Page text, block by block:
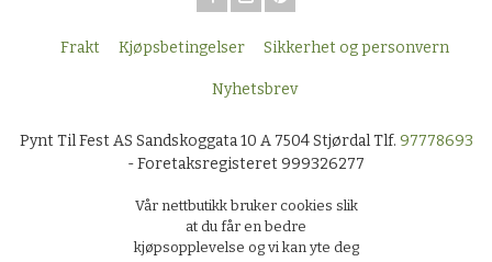
Frakt Kjøpsbetingelser Sikkerhet og personvern
Nyhetsbrev
Pynt Til Fest AS Sandskoggata 10 A 7504 Stjørdal Tlf. 97778693
- Foretaksregisteret 999326277
Vår nettbutikk bruker cookies slik
at du får en bedre
kjøpsopplevelse og vi kan yte deg